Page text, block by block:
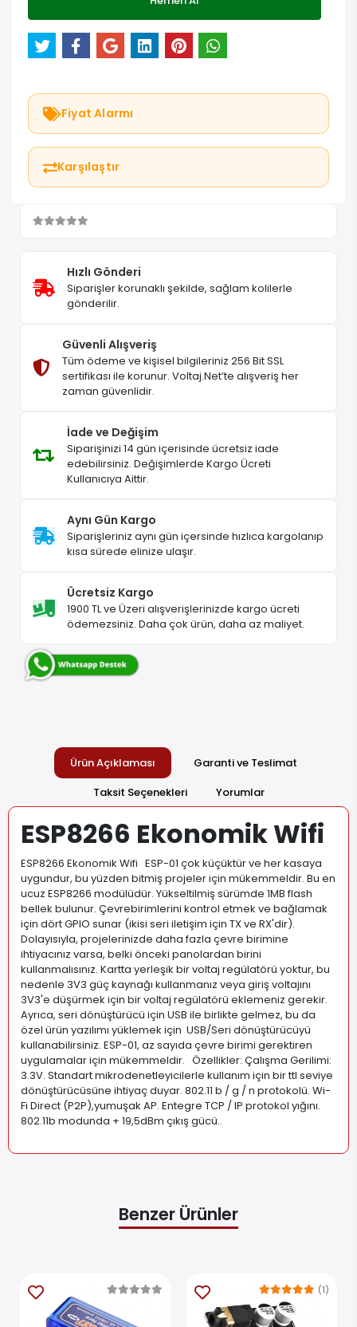
Fiyat Alarmı
Karşılaştır
Hızlı Gönderi
Siparişler korunaklı şekilde, sağlam kolilerle
gönderilir.
Güvenli Alışveriş
Tüm ödeme ve kişisel bilgileriniz 256 Bit SSL
sertifikası ile korunur. Voltaj.Net’te alışveriş her
zaman güvenlidir.
İade ve Değişim
Siparişinizi 14 gün içerisinde ücretsiz iade
edebilirsiniz. Değişimlerde Kargo Ücreti
Kullanıcıya Aittir.
Aynı Gün Kargo
Siparişleriniz aynı gün içersinde hızlıca kargolanıp
kısa sürede elinize ulaşır.
Ücretsiz Kargo
1900 TL ve Üzeri alışverişlerinizde kargo ücreti
ödemezsiniz. Daha çok ürün, daha az maliyet.
Ürün Açıklaması
Garanti ve Teslimat
Taksit Seçenekleri
Yorumlar
ESP8266 Ekonomik Wifi
ESP8266 Ekonomik Wifi ESP-01 çok küçüktür ve her kasaya
uygundur, bu yüzden bitmiş projeler için mükemmeldir. Bu en
ucuz ESP8266 modülüdür. Yükseltilmiş sürümde 1MB flash
bellek bulunur. Çevrebirimlerini kontrol etmek ve bağlamak
için dört GPIO sunar (ikisi seri iletişim için TX ve RX'dir).
Dolayısıyla, projelerinizde daha fazla çevre birimine
ihtiyacınız varsa, belki önceki panolardan birini
kullanmalısınız. Kartta yerleşik bir voltaj regülatörü yoktur, bu
nedenle 3V3 güç kaynağı kullanmanız veya giriş voltajını
3V3'e düşürmek için bir voltaj regülatörü eklemeniz gerekir.
Ayrıca, seri dönüştürücü için USB ile birlikte gelmez, bu da
özel ürün yazılımı yüklemek için USB/Seri dönüştürücüyü
kullanabilirsiniz. ESP-01, az sayıda çevre birimi gerektiren
uygulamalar için mükemmeldir. Özellikler: Çalışma Gerilimi:
3.3V. Standart mikrodenetleyicilerle kullanım için bir ttl seviye
dönüştürücüsüne ihtiyaç duyar. 802.11 b / g / n protokolü. Wi-
Fi Direct (P2P),yumuşak AP. Entegre TCP / IP protokol yığını.
802.11b modunda + 19,5dBm çıkış gücü..
Benzer Ürünler
(1)